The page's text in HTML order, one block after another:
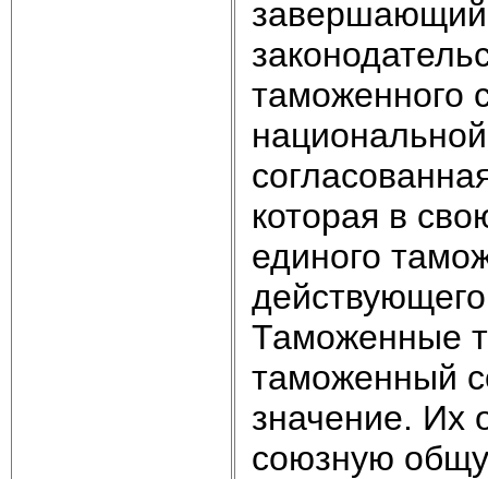
таможенного
которая в
единого
Таможенные
таможенный
значение. Их
союзную